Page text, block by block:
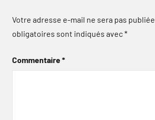
Votre adresse e-mail ne sera pas publiée.
obligatoires sont indiqués avec*
Commentaire*